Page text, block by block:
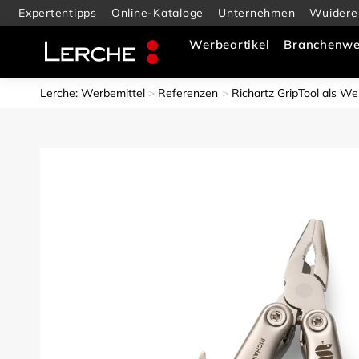
Expertentipps Online-Kataloge Unternehmen
Werbeartikel
Lerche: Werbemittel Referenzen Richartz GripTool als